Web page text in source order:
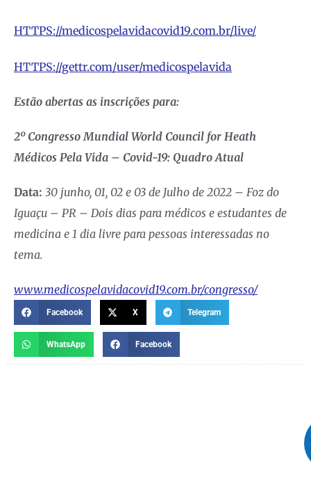
HTTPS://medicospelavidacovid19.com.br/live/
HTTPS://gettr.com/user/medicospelavida
Estão abertas as inscrições para:
2º Congresso Mundial World Council for Heath
Médicos Pela Vida – Covid-19: Quadro Atual
Data: 30 junho, 01, 02 e 03 de Julho de 2022 – Foz do
Iguaçu – PR – Dois dias para médicos e estudantes de
medicina e 1 dia livre para pessoas interessadas no
tema.
www.medicospelavidacovid19.com.br/congresso/
Facebook X Telegram
WhatsApp Facebook